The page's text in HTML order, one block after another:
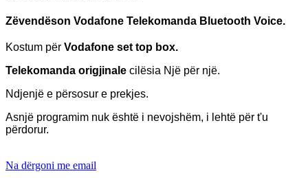
Zëvendëson Vodafone Telekomanda Bluetooth Voice.
Kostum për Vodafone set top box.
Telekomanda origjinale cilësia Një për një.
Ndjenjë e përsosur e prekjes.
Asnjë programim nuk është i nevojshëm, i lehtë për t'u
përdorur.
Na dërgoni me email